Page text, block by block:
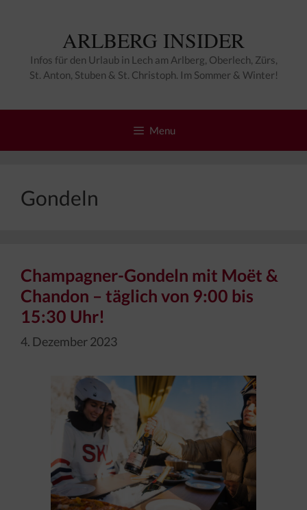
ARLBERG INSIDER
Infos für den Urlaub in Lech am Arlberg, Oberlech, Zürs,
St. Anton, Stuben & St. Christoph. Im Sommer & Winter!
Menu
Gondeln
Champagner-Gondeln mit Moët &
Chandon – täglich von 9:00 bis
15:30 Uhr!
4. Dezember 2023